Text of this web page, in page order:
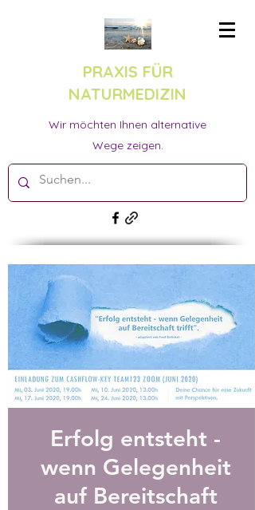
PRAXIS FÜR
NATURMEDIZIN
Wir möchten Ihnen alternative
Wege zeigen.
Erfolg entsteht -
wenn Gelegenheit
auf Bereitschaft